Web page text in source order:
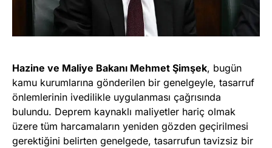
Hazine ve Maliye Bakanı Mehmet Şimşek, bugün
kamu kurumlarına gönderilen bir genelgeyle, tasarruf
önlemlerinin ivedilikle uygulanması çağrısında
bulundu. Deprem kaynaklı maliyetler hariç olmak
üzere tüm harcamaların yeniden gözden geçirilmesi
gerektiğini belirten genelgede, tasarrufun tavizsiz bir